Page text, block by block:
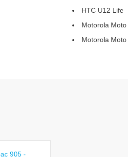
HTC U12 Life
Motorola Moto
Motorola